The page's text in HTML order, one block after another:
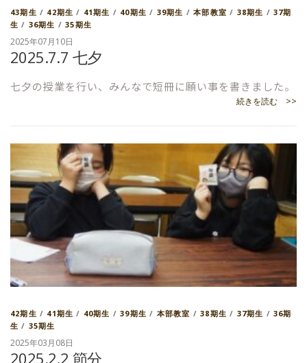
43期生 / 42期生 / 41期生 / 40期生 / 39期生 /本部教室 / 38期生 / 37期
生 / 36期生 /35期生
2025年07月10日
2025.7.7 七夕
七夕の授業を行い、みんなで短冊に願い事を書きました。
続きを読む >>
42期生 / 41期生 / 40期生 /39期生 / 本部教室 /38期生 / 37期生 / 36期
生 / 35期生
2025年03月08日
2025.2.2 節分